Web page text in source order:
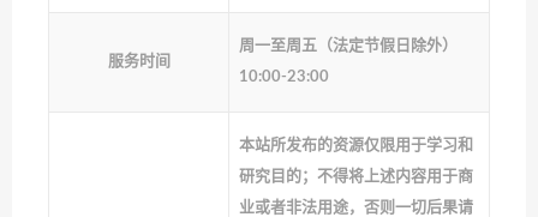
服务时间
周一至周五（法定节假日除外）
10:00-23:00
本站所发布的资源仅限用于学习和
研究目的；不得将上述内容用于商
业或者非法用途，否则一切后果请